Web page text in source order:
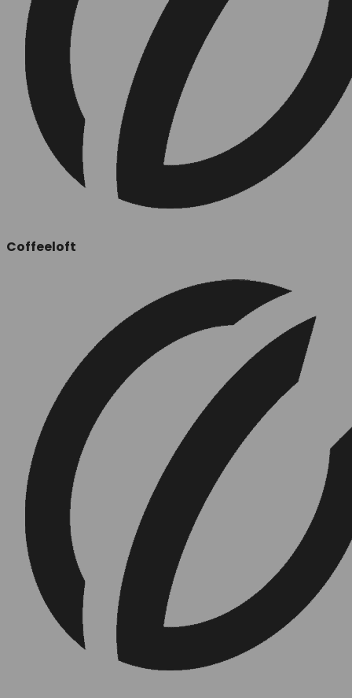
Coffeeloft